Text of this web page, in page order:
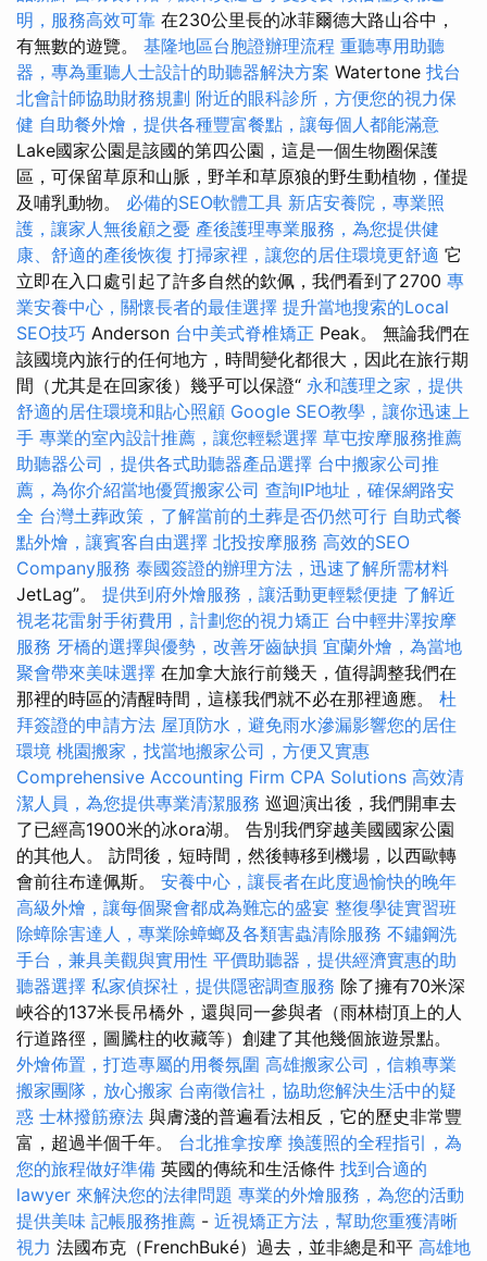
明，服務高效可靠 在230公里長的冰菲爾德大路山谷中，
有無數的遊覽。 基隆地區台胞證辦理流程 重聽專用助聽
器，專為重聽人士設計的助聽器解決方案 Watertone 找台
北會計師協助財務規劃 附近的眼科診所，方便您的視力保
健 自助餐外燴，提供各種豐富餐點，讓每個人都能滿意
Lake國家公園是該國的第四公園，這是一個生物圈保護
區，可保留草原和山脈，野羊和草原狼的野生動植物，僅提
及哺乳動物。 必備的SEO軟體工具 新店安養院，專業照
護，讓家人無後顧之憂 產後護理專業服務，為您提供健
康、舒適的產後恢復 打掃家裡，讓您的居住環境更舒適 它
立即在入口處引起了許多自然的欽佩，我們看到了2700 專
業安養中心，關懷長者的最佳選擇 提升當地搜索的Local
SEO技巧 Anderson 台中美式脊椎矯正 Peak。 無論我們在
該國境內旅行的任何地方，時間變化都很大，因此在旅行期
間（尤其是在回家後）幾乎可以保證“ 永和護理之家，提供
舒適的居住環境和貼心照顧 Google SEO教學，讓你迅速上
手 專業的室內設計推薦，讓您輕鬆選擇 草屯按摩服務推薦
助聽器公司，提供各式助聽器產品選擇 台中搬家公司推
薦，為你介紹當地優質搬家公司 查詢IP地址，確保網路安
全 台灣土葬政策，了解當前的土葬是否仍然可行 自助式餐
點外燴，讓賓客自由選擇 北投按摩服務 高效的SEO
Company服務 泰國簽證的辦理方法，迅速了解所需材料
JetLag”。 提供到府外燴服務，讓活動更輕鬆便捷 了解近
視老花雷射手術費用，計劃您的視力矯正 台中輕井澤按摩
服務 牙橋的選擇與優勢，改善牙齒缺損 宜蘭外燴，為當地
聚會帶來美味選擇 在加拿大旅行前幾天，值得調整我們在
那裡的時區的清醒時間，這樣我們就不必在那裡適應。 杜
拜簽證的申請方法 屋頂防水，避免雨水滲漏影響您的居住
環境 桃園搬家，找當地搬家公司，方便又實惠
Comprehensive Accounting Firm CPA Solutions 高效清
潔人員，為您提供專業清潔服務 巡迴演出後，我們開車去
了已經高1900米的冰ora湖。 告別我們穿越美國國家公園
的其他人。 訪問後，短時間，然後轉移到機場，以西歐轉
會前往布達佩斯。 安養中心，讓長者在此度過愉快的晚年
高級外燴，讓每個聚會都成為難忘的盛宴 整復學徒實習班
除蟑除害達人，專業除蟑螂及各類害蟲清除服務 不鏽鋼洗
手台，兼具美觀與實用性 平價助聽器，提供經濟實惠的助
聽器選擇 私家偵探社，提供隱密調查服務 除了擁有70米深
峽谷的137米長吊橋外，還與同一參與者（雨林樹頂上的人
行道路徑，圖騰柱的收藏等）創建了其他幾個旅遊景點。
外燴佈置，打造專屬的用餐氛圍 高雄搬家公司，信賴專業
搬家團隊，放心搬家 台南徵信社，協助您解決生活中的疑
惑 士林撥筋療法 與膚淺的普遍看法相反，它的歷史非常豐
富，超過半個千年。 台北推拿按摩 換護照的全程指引，為
您的旅程做好準備 英國的傳統和生活條件 找到合適的
lawyer 來解決您的法律問題 專業的外燴服務，為您的活動
提供美味 記帳服務推薦 - 近視矯正方法，幫助您重獲清晰
視力 法國布克（FrenchBuké）過去，並非總是和平 高雄地